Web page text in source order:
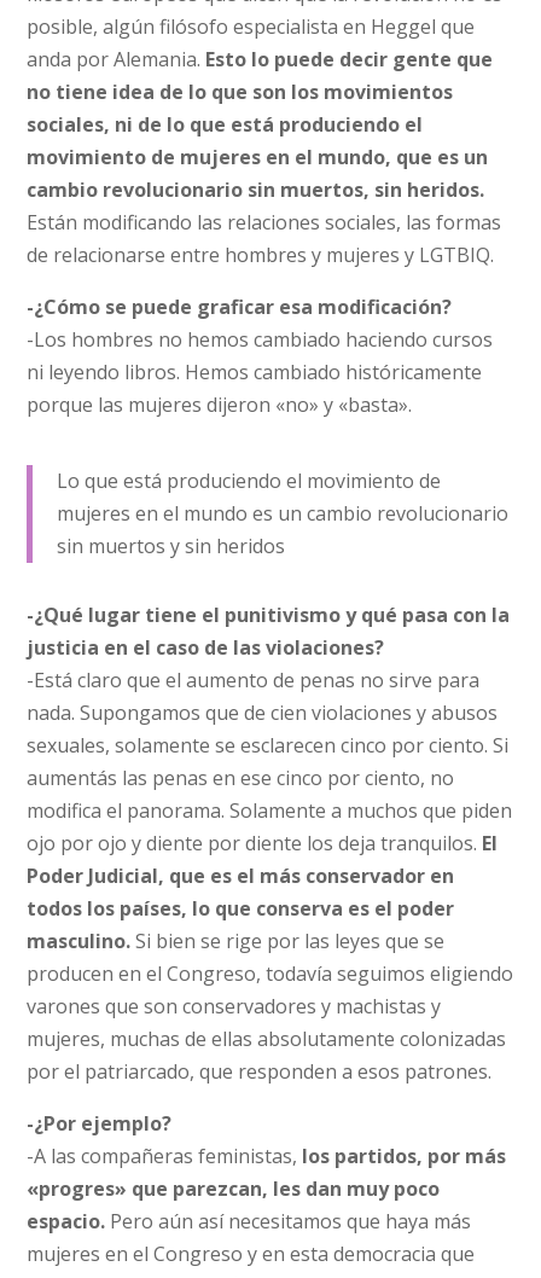
posible, algún filósofo especialista en Heggel que
anda por Alemania. Esto lo puede decir gente que
no tiene idea de lo que son los movimientos
sociales, ni de lo que está produciendo el
movimiento de mujeres en el mundo, que es un
cambio revolucionario sin muertos, sin heridos.
Están modificando las relaciones sociales, las formas
de relacionarse entre hombres y mujeres y LGTBIQ.
-¿Cómo se puede graficar esa modificación?
-Los hombres no hemos cambiado haciendo cursos
ni leyendo libros. Hemos cambiado históricamente
porque las mujeres dijeron «no» y «basta».
Lo que está produciendo el movimiento de
mujeres en el mundo es un cambio revolucionario
sin muertos y sin heridos
-¿Qué lugar tiene el punitivismo y qué pasa con la
justicia en el caso de las violaciones?
-Está claro que el aumento de penas no sirve para
nada. Supongamos que de cien violaciones y abusos
sexuales, solamente se esclarecen cinco por ciento. Si
aumentás las penas en ese cinco por ciento, no
modifica el panorama. Solamente a muchos que piden
ojo por ojo y diente por diente los deja tranquilos. El
Poder Judicial, que es el más conservador en
todos los países, lo que conserva es el poder
masculino.Si bien se rige por las leyes que se
producen en el Congreso, todavía seguimos eligiendo
varones que son conservadores y machistas y
mujeres, muchas de ellas absolutamente colonizadas
por el patriarcado, que responden a esos patrones.
-¿Por ejemplo?
-A las compañeras feministas, los partidos, por más
«progres» que parezcan, les dan muy poco
espacio. Pero aún así necesitamos que haya más
mujeres en el Congreso y en esta democracia que